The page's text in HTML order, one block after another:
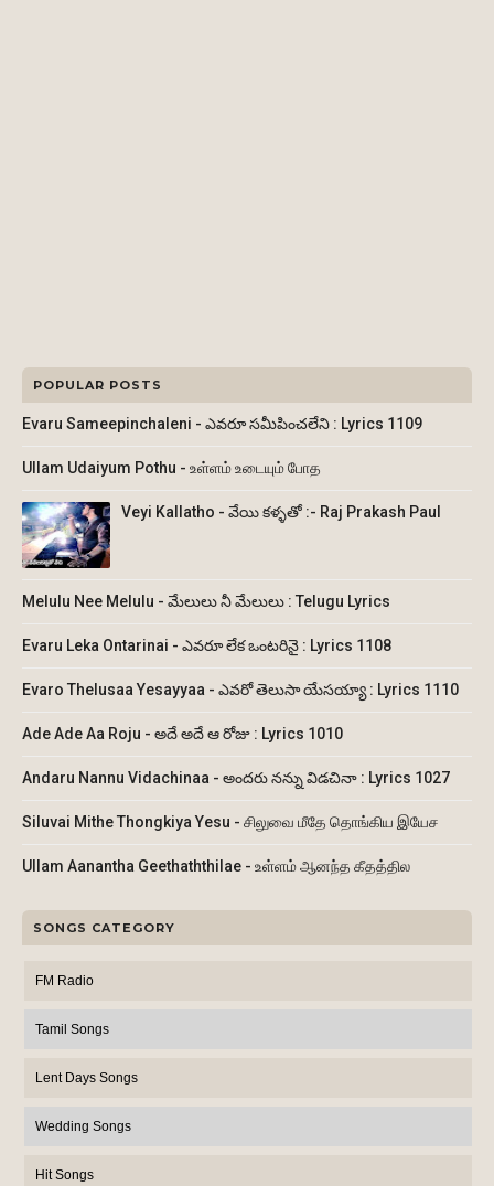
POPULAR POSTS
Evaru Sameepinchaleni - ఎవరూ సమీపించలేని : Lyrics 1109
Ullam Udaiyum Pothu - உள்ளம் உடையும் போத
Veyi Kallatho - వేయి కళ్ళతో :- Raj Prakash Paul
Melulu Nee Melulu - మేలులు నీ మేలులు : Telugu Lyrics
Evaru Leka Ontarinai - ఎవరూ లేక ఒంటరినై : Lyrics 1108
Evaro Thelusaa Yesayyaa - ఎవరో తెలుసా యేసయ్యా : Lyrics 1110
Ade Ade Aa Roju - అదే అదే ఆ రోజు : Lyrics 1010
Andaru Nannu Vidachinaa - అందరు నన్ను విడచినా : Lyrics 1027
Siluvai Mithe Thongkiya Yesu - சிலுவை மீதே தொங்கிய இயேச
Ullam Aanantha Geethaththilae - உள்ளம் ஆனந்த கீதத்தில
SONGS CATEGORY
FM Radio
Tamil Songs
Lent Days Songs
Wedding Songs
Hit Songs